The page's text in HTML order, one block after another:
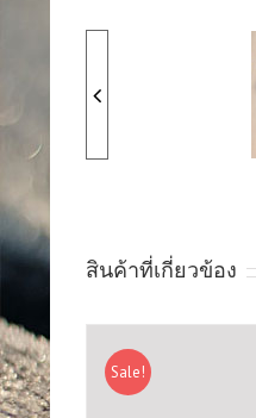
สินค้าที่เกี่ยวข้อง
Sale!